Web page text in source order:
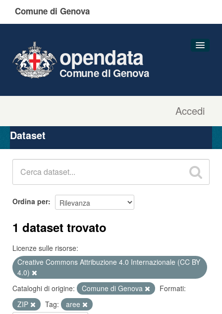
Comune di Genova
Accedi
opendata
Comune di Genova
Organizzazioni
Gruppi
Dataset
Ordina per
1 dataset trovato
Licenze sulle risorse:
Creative Commons Attribuzione 4.0 Internazionale (CC BY
4.0)
Cataloghi di origine:
Comune di Genova
Formati:
ZIP
Tag:
aree